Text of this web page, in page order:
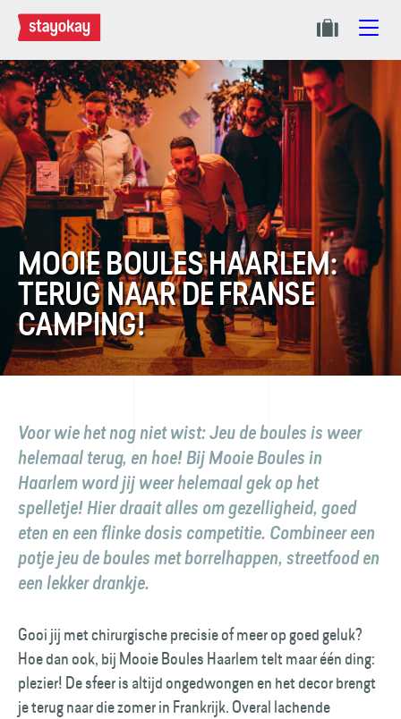
MOOIE BOULES HAARLEM:
TERUG NAAR DE FRANSE
CAMPING!
Voor wie het nog niet wist: Jeu de boules is weer
helemaal terug, en hoe! Bij Mooie Boules in
Haarlem word jij weer helemaal gek op het
spelletje! Hier draait alles om gezelligheid, goed
eten en een flinke dosis competitie. Combineer een
potje jeu de boules met borrelhappen, streetfood en
een lekker drankje.
Gooi jij met chirurgische precisie of meer op goed geluk?
Hoe dan ook, bij Mooie Boules Haarlem telt maar één ding:
plezier! De sfeer is altijd ongedwongen en het decor brengt
je terug naar die zomer in Frankrijk. Overal lachende